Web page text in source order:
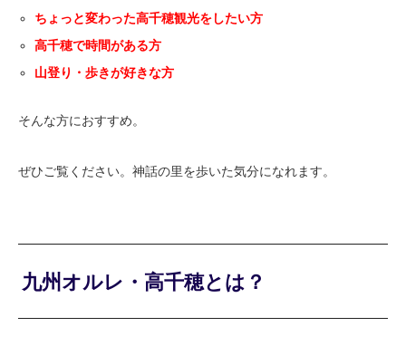
ちょっと変わった高千穂観光をしたい方
高千穂で時間がある方
山登り・歩きが好きな方
そんな方におすすめ。
ぜひご覧ください。神話の里を歩いた気分になれます。
九州オルレ・高千穂とは？